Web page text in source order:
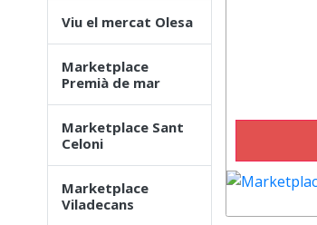
Viu el mercat Olesa
Marketplace
Premià de mar
Marketplace Sant
Celoni
Marketplace
Viladecans